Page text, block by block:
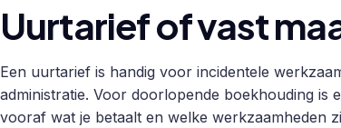
Uurtarief of vast
Een uurtarief is handig voor incidentele
administratie. Voor doorlopende boekhouding is
vooraf wat je betaalt en welke werkzaamheden